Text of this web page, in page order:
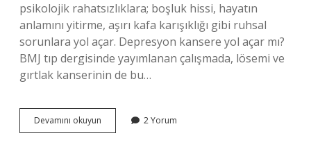
psikolojik rahatsızlıklara; boşluk hissi, hayatın
anlamını yitirme, aşırı kafa karışıklığı gibi ruhsal
sorunlara yol açar. Depresyon kansere yol açar mı?
BMJ tıp dergisinde yayımlanan çalışmada, lösemi ve
gırtlak kanserinin de bu…
Devamını okuyun
Hangi
2 Yorum